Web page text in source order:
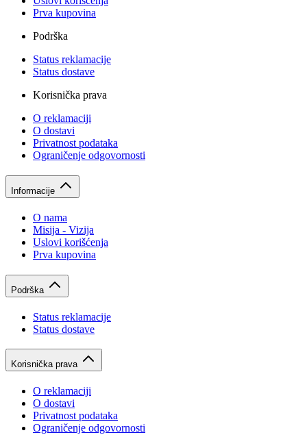
Prva kupovina
Podrška
Status reklamacije
Status dostave
Korisnička prava
O reklamaciji
O dostavi
Privatnost podataka
Ograničenje odgovornosti
Informacije
O nama
Misija - Vizija
Uslovi korišćenja
Prva kupovina
Podrška
Status reklamacije
Status dostave
Korisnička prava
O reklamaciji
O dostavi
Privatnost podataka
Ograničenje odgovornosti